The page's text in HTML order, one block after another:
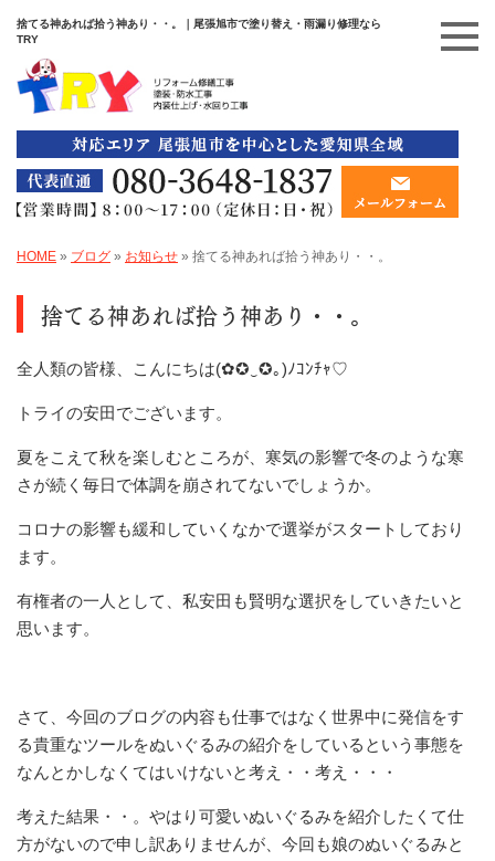
捨てる神あれば拾う神あり・・。｜尾張旭市で塗り替え・雨漏り修理なら
TRY
HOME » ブログ » お知らせ » 捨てる神あれば拾う神あり・・。
捨てる神あれば拾う神あり・・。
全人類の皆様、こんにちは(✿✪‿✪｡)ﾉｺﾝﾁｬ♡
トライの安田でございます。
夏をこえて秋を楽しむところが、寒気の影響で冬のような寒
さが続く毎日で体調を崩されてないでしょうか。
コロナの影響も緩和していくなかで選挙がスタートしており
ます。
有権者の一人として、私安田も賢明な選択をしていきたいと
思います。
さて、今回のブログの内容も仕事ではなく世界中に発信をす
る貴重なツールをぬいぐるみの紹介をしているという事態を
なんとかしなくてはいけないと考え・・考え・・・
考えた結果・・。やはり可愛いぬいぐるみを紹介したくて仕
方がないので申し訳ありませんが、今回も娘のぬいぐるみと